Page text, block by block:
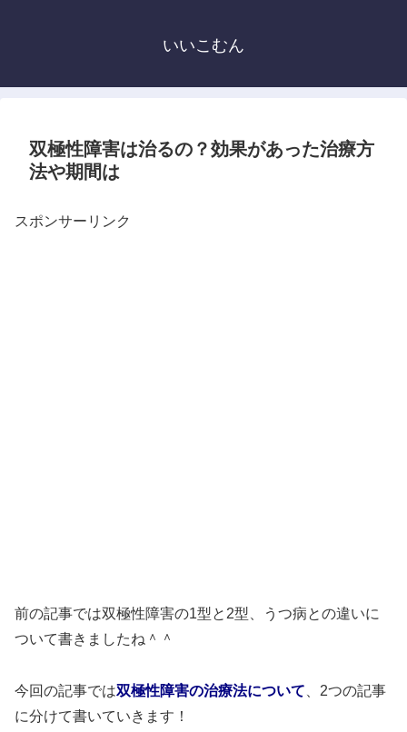
いいこむん
双極性障害は治るの？効果があった治療方
法や期間は
スポンサーリンク
前の記事では双極性障害の1型と2型、うつ病との違いに
ついて書きましたね＾＾
今回の記事では双極性障害の治療法について 、2つの記事
に分けて書いていきます！